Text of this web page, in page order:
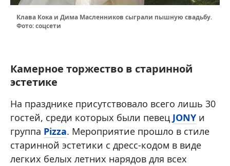
Клава Кока и Дима Масленников сыграли пышную свадьбу.
Фото: соцсети
Камерное торжество в старинной
эстетике
На празднике присутствовало всего лишь 30
гостей, среди которых были певец JONY и
группа Pizza. Мероприятие прошло в стиле
старинной эстетики с дресс-кодом в виде
легких белых летних нарядов для всех